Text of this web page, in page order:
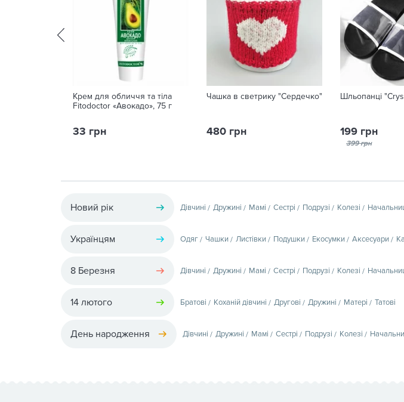
Крем для обличчя та тіла
Fitodoctor «Авокадо», 75 г
33 грн
Чашка в светрику "Сердечко"
480 грн
Шльопанці
199 грн
399 грн
Новий рік Дівчині Дружині Мамі Сестрі Подрузі Колезі
Українцям Одяг Чашки Листівки Подушки Екосумки Аксесуари
8 Березня Дівчині Дружині Мамі Сестрі Подрузі Колезі
14 лютого Братові Коханій дівчині Другові Дружині Матері Татові
День народження Дівчині Дружині Мамі Сестрі Подрузі Колезі